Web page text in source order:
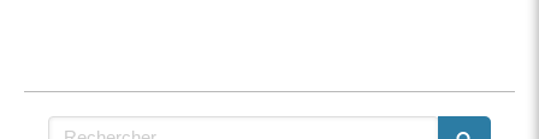
Rechercher